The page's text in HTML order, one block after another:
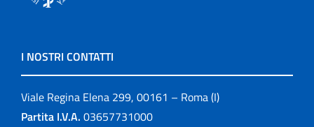
I NOSTRI CONTATTI
Viale Regina Elena 299, 00161 – Roma (I)
Partita I.V.A. 03657731000